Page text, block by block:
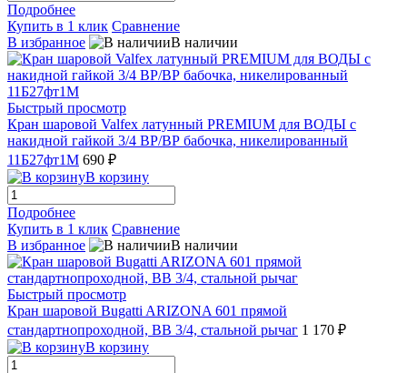
Подробнее
Купить в 1 клик Сравнение
В избранное
В наличии
Быстрый просмотр
Кран шаровой Valfex латунный PREMIUM для ВОДЫ с
накидной гайкой 3/4 ВР/ВР бабочка, никелированный
11Б27фт1М 690 ₽
В корзину
Подробнее
Купить в 1 клик Сравнение
В избранное
В наличии
Быстрый просмотр
Кран шаровой Bugatti ARIZONA 601 прямой
стандартнопроходной, ВВ 3/4, стальной рычаг 1 170 ₽
В корзину